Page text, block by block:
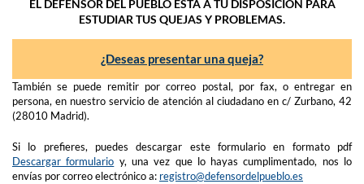
EL DEFENSOR DEL PUEBLO ESTÁ A TU DISPOSICIÓN PARA
ESTUDIAR TUS QUEJAS Y PROBLEMAS.
¿Deseas presentar una queja?
También se puede remitir por correo postal, por fax, o entregar en
persona, en nuestro servicio de atención al ciudadano en c/ Zurbano, 42
(28010 Madrid).
Si lo prefieres, puedes descargar este formulario en formato pdf
Descargar formulario y, una vez que lo hayas cumplimentado, nos lo
envías por correo electrónico a: registro@defensordelpueblo.es